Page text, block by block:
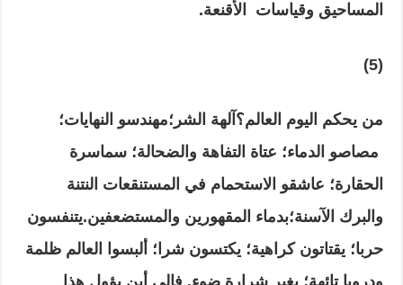
المساحيق وقياسات الأقنعة.
(5)
من يحكم اليوم العالم؟آلهة الشر؛مهندسو النهايات؛
مصاصو الدماء؛ عتاة التفاهة والضحالة؛ سماسرة
الحقارة؛ عاشقو الاستحمام في المستنقعات النتنة
والبرك الآسنة؛بدماء المقهورين والمستضعفين.يتنفسون
حربا؛ يقتاتون كراهية؛ يكتسون شرا؛ ألبسوا العالم ظلمة